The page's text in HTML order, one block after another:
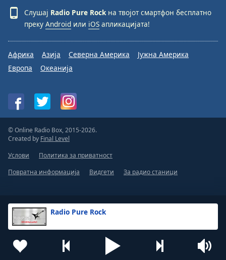
Radio Pure Rock
Слушај Radio Pure Rockна твојот смартфон бесплатно
преку Android или iOS апликацијата!
Африка Азија Северна Америка
Јужна Америка
Европа
Океанија
© Online Radio Box, 2015-2026.
Created by Final Level
Услови
Политика за приватност
Повратна информација
Видгети За радио станици